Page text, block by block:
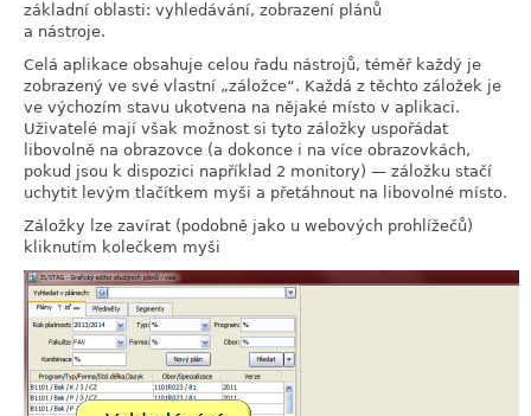
základní oblasti: vyhledávání, zobrazení plánů
a nástroje.
Celá aplikace obsahuje celou řadu nástrojů, téměř každý je
zobrazený ve své vlastní „záložce“. Každá z těchto záložek je
ve výchozím stavu ukotvena na nějaké místo v aplikaci.
Uživatelé mají však možnost si tyto záložky uspořádat
libovolně na obrazovce (a dokonce i na více obrazovkách,
pokud jsou k dispozici například 2 monitory) — záložku stačí
uchytit levým tlačítkem myši a přetáhnout na libovolné místo.
Záložky lze zavírat (podobně jako u webových prohlížečů)
kliknutím kolečkem myši